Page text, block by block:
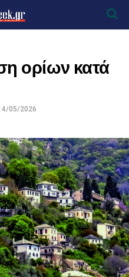
ορίων κατά
05/2026